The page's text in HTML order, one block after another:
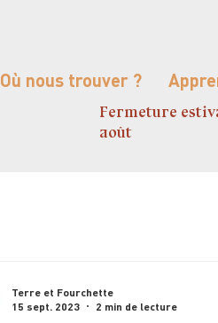
Où nous trouver ?
Fermeture
août
Terre et Fourchette
15 sept. 2023
2 min de lecture